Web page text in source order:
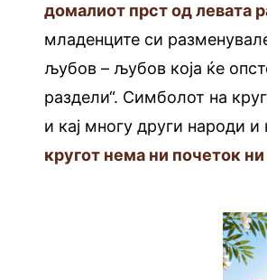
домалиот прст од левата
младенците си
љубов – љубов која ќе
раздели“. Симболот на
и кај многу други народи
кругот нема ни почеток ни